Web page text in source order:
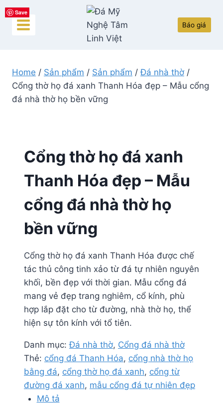
Skip
to
content
Báo giá
Home / Sản phẩm / Sản phẩm / Đá nhà thờ /
Cổng thờ họ đá xanh Thanh Hóa đẹp – Mẫu cổng
đá nhà thờ họ bền vững
Save
Cổng thờ họ đá xanh
Thanh Hóa đẹp – Mẫu
cổng đá nhà thờ họ
bền vững
Cổng thờ họ đá xanh Thanh Hóa được chế
tác thủ công tinh xảo từ đá tự nhiên nguyên
khối, bền đẹp với thời gian. Mẫu cổng đá
mang vẻ đẹp trang nghiêm, cổ kính, phù
hợp lắp đặt cho từ đường, nhà thờ họ, thể
hiện sự tôn kính với tổ tiên.
Danh mục:Đá nhà thờ, Cổng đá nhà thờ
Thẻ: cổng đá Thanh Hóa, cổng nhà thờ họ
bằng đá, cổng thờ họ đá xanh, cổng từ
đường đá xanh, mẫu cổng đá tự nhiên đẹp
Mô tả
Save
Save
Save
Save